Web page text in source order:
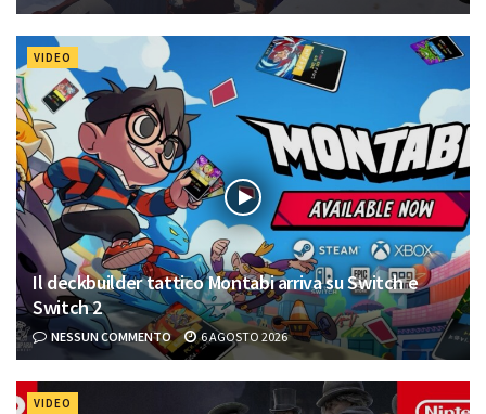
VIDEO
Il deckbuilder tattico Montabi arriva su Switch e
Switch 2
NESSUN COMMENTO 6 AGOSTO 2026
VIDEO